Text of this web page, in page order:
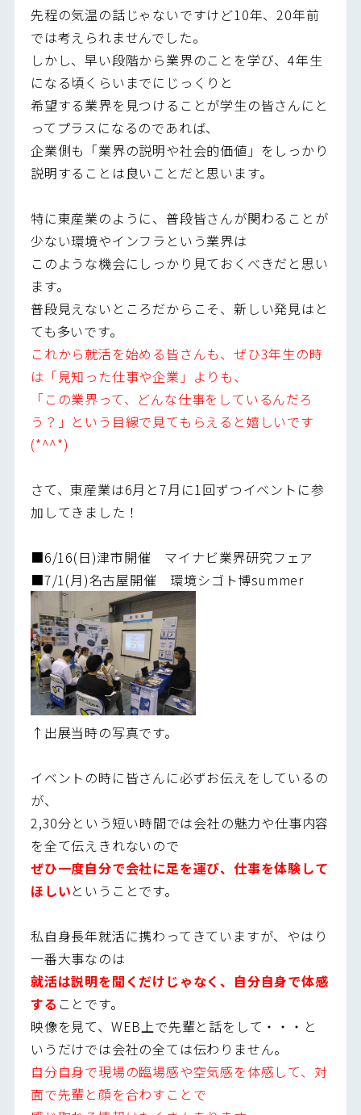
先程の気温の話じゃないですけど10年、20年前
では考えられませんでした。
しかし、早い段階から業界のことを学び、4年生
になる頃くらいまでにじっくりと
希望する業界を見つけることが学生の皆さんにと
ってプラスになるのであれば、
企業側も「業界の説明や社会的価値」をしっかり
説明することは良いことだと思います。
特に東産業のように、普段皆さんが関わることが
少ない環境やインフラという業界は
このような機会にしっかり見ておくべきだと思い
ます。
普段見えないところだからこそ、新しい発見はと
ても多いです。
これから就活を始める皆さんも、ぜひ3年生の時
は「見知った仕事や企業」よりも、
「この業界って、どんな仕事をしているんだろ
う？」という目線で見てもらえると嬉しいです
(*^^*)
さて、東産業は6月と7月に1回ずつイベントに参
加してきました！
■6/16(日)津市開催 マイナビ業界研究フェア
■7/1(月)名古屋開催 環境シゴト博summer
↑出展当時の写真です。
イベントの時に皆さんに必ずお伝えをしているの
が、
2,30分という短い時間では会社の魅力や仕事内容
を全て伝えきれないので
ぜひ一度自分で会社に足を運び、仕事を体験して
ほしいということです。
私自身長年就活に携わってきていますが、やはり
一番大事なのは
就活は説明を聞くだけじゃなく、自分自身で体感
する ことです。
映像を見て、WEB上で先輩と話をして・・・と
いうだけでは会社の全ては伝わりません。
自分自身で現場の臨場感や空気感を体感して、対
面で先輩と顔を合わすことで